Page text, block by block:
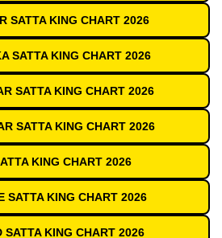
SATTA KING CHART 2026
SATTA KING CHART 2026
SATTA KING CHART 2026
SATTA KING CHART 2026
KING CHART 2026
SATTA KING CHART 2026
SATTA KING CHART 2026